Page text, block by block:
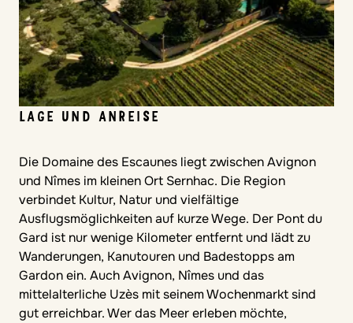
LAGE UND ANREISE
Die Domaine des Escaunes liegt zwischen Avignon
und Nîmes im kleinen Ort Sernhac. Die Region
verbindet Kultur, Natur und vielfältige
Ausflugsmöglichkeiten auf kurze Wege. Der Pont du
Gard ist nur wenige Kilometer entfernt und lädt zu
Wanderungen, Kanutouren und Badestopps am
Gardon ein. Auch Avignon, Nîmes und das
mittelalterliche Uzès mit seinem Wochenmarkt sind
gut erreichbar. Wer das Meer erleben möchte,